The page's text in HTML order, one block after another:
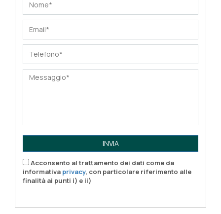
INVIA
Acconsento al trattamento dei dati come da
informativa privacy, con particolare riferimento alle
finalità ai punti i) e ii)